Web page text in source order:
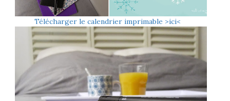
Télécharger le calendrier imprimable >ici<